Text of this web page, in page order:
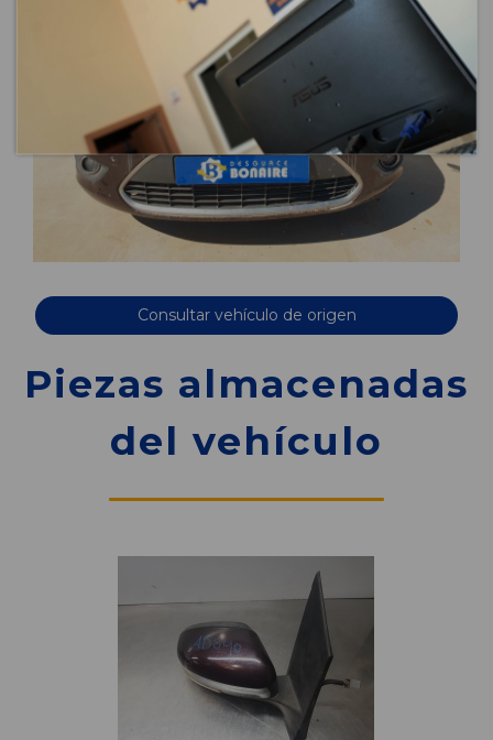
Consultar vehículo de origen
Piezas almacenadas
del vehículo